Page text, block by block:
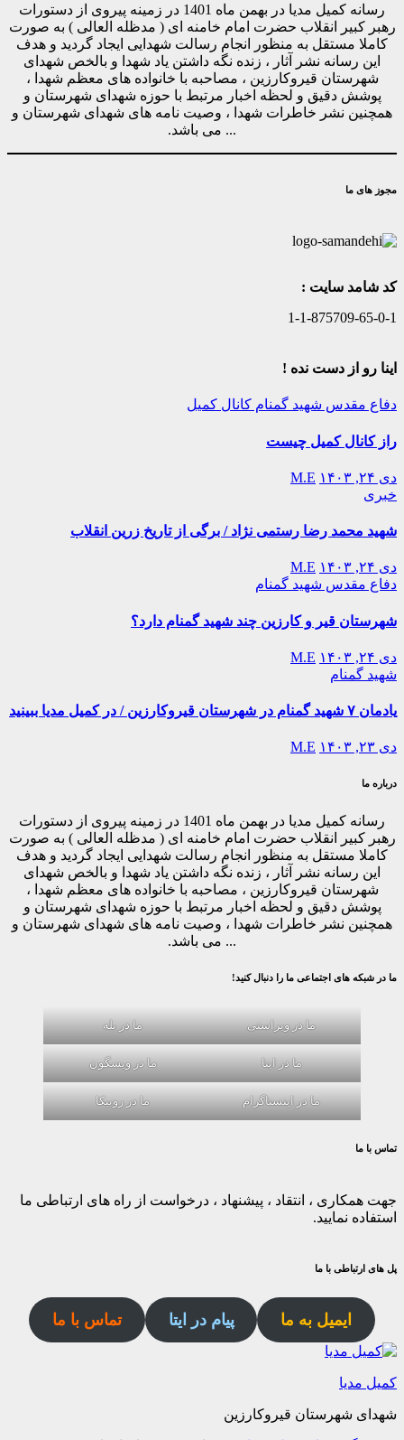
رسانه کمیل مدیا در بهمن ماه 1401 در زمینه پیروی از دستورات
رهبر کبیر انقلاب حضرت امام خامنه ای ( مدظله العالی ) به صورت
کاملا مستقل به منظور انجام رسالت شهدایی ایجاد گردید و هدف
این رسانه نشر آثار ، زنده نگه داشتن یاد شهدا و بالخص شهدای
شهرستان قیروکارزین ، مصاحبه با خانواده های معظم شهدا ،
پوشش دقیق و لحظه اخبار مرتبط با حوزه شهدای شهرستان و
همچنین نشر خاطرات شهدا ، وصیت نامه های شهدای شهرستان و
... می باشد.
مجوز های ما
کد شامد سایت :
1-1-875709-65-0-1
اینا رو از دست نده !
دفاع مقدس شهید گمنام کانال کمیل
راز کانال کمیل چیست
دی ۲۴, ۱۴۰۳
M.E
خبری
شهید محمد رضا رستمی نژاد / برگی از تاریخ زرین انقلاب
دی ۲۴, ۱۴۰۳
M.E
دفاع مقدس شهید گمنام
شهرستان قیر و کارزین چند شهید گمنام دارد؟
دی ۲۴, ۱۴۰۳
M.E
شهید گمنام
یادمان ۷ شهید گمنام در شهرستان قیروکارزین / در کمیل مدیا ببینید
دی ۲۳, ۱۴۰۳ M.E
درباره ما
رسانه کمیل مدیا در بهمن ماه 1401 در زمینه پیروی از دستورات
رهبر کبیر انقلاب حضرت امام خامنه ای ( مدظله العالی ) به صورت
کاملا مستقل به منظور انجام رسالت شهدایی ایجاد گردید و هدف
این رسانه نشر آثار ، زنده نگه داشتن یاد شهدا و بالخص شهدای
شهرستان قیروکارزین ، مصاحبه با خانواده های معظم شهدا ،
پوشش دقیق و لحظه اخبار مرتبط با حوزه شهدای شهرستان و
همچنین نشر خاطرات شهدا ، وصیت نامه های شهدای شهرستان و
... می باشد.
ما در شبکه های اجتماعی ما را دنبال کنید!
ما در ویراستی ما در بله
ما در ایتا ما در ویسگون
ما در اینستاگرام ما در روبیکا
تماس با ما
جهت همکاری ، انتقاد ، پیشنهاد ، درخواست از راه های ارتباطی ما
استفاده نمایید.
پل های ارتباطی با ما
ایمیل به ما پیام در ایتا تماس با ما
کمیل مدیا
شهدای شهرستان قیروکارزین